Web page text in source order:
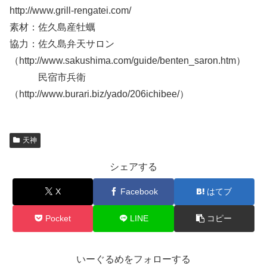
http://www.grill-rengatei.com/
素材：佐久島産牡蠣
協力：佐久島弁天サロン
（http://www.sakushima.com/guide/benten_saron.htm）
民宿市兵衛
（http://www.burari.biz/yado/206ichibee/）
天神
シェアする
X Facebook はてブ
Pocket LINE コピー
いーぐるめをフォローする